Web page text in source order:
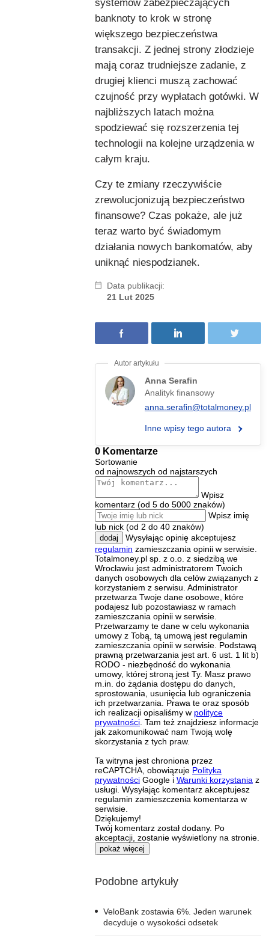
systemów zabezpieczających
banknoty to krok w stronę
większego bezpieczeństwa
transakcji. Z jednej strony złodzieje
mają coraz trudniejsze zadanie, z
drugiej klienci muszą zachować
czujność przy wypłatach gotówki. W
najbliższych latach można
spodziewać się rozszerzenia tej
technologii na kolejne urządzenia w
całym kraju.
Czy te zmiany rzeczywiście
zrewolucjonizują bezpieczeństwo
finansowe? Czas pokaże, ale już
teraz warto być świadomym
działania nowych bankomatów, aby
uniknąć niespodzianek.
Data publikacji:
21 Lut 2025
Anna Serafin
Analityk finansowy
anna.serafin@totalmoney.pl
Inne wpisy tego autora
0 Komentarze
Sortowanie
od najnowszych od najstarszych
Wpisz
komentarz (od 5 do 5000 znaków)
Wpisz imię
lub nick (od 2 do 40 znaków)
dodaj
Wysyłając opinię akceptujesz
regulamin zamieszczania opinii w serwisie.
Totalmoney.pl sp. z o.o. z siedzibą we
Wrocławiu jest administratorem Twoich
danych osobowych dla celów związanych z
korzystaniem z serwisu. Administrator
przetwarza Twoje dane osobowe, które
podajesz lub pozostawiasz w ramach
zamieszczania opinii w serwisie.
Przetwarzamy te dane w celu wykonania
umowy z Tobą, tą umową jest regulamin
zamieszczania opinii w serwisie. Podstawą
prawną przetwarzania jest art. 6 ust. 1 lit b)
RODO - niezbędność do wykonania
umowy, której stroną jest Ty. Masz prawo
m.in. do żądania dostępu do danych,
sprostowania, usunięcia lub ograniczenia
ich przetwarzania. Prawa te oraz sposób
ich realizacji opisaliśmy w polityce
prywatności . Tam też znajdziesz informacje
jak zakomunikować nam Twoją wolę
skorzystania z tych praw.
Ta witryna jest chroniona przez
reCAPTCHA, obowiązuje Polityka
prywatności Google i Warunki korzystania z
usługi. Wysyłając komentarz akceptujesz
regulamin zamieszczenia komentarza w
serwisie.
Dziękujemy!
Twój komentarz został dodany. Po
akceptacji, zostanie wyświetlony na stronie.
pokaż więcej
Podobne artykuły
VeloBank zostawia 6%. Jeden warunek
decyduje o wysokości odsetek